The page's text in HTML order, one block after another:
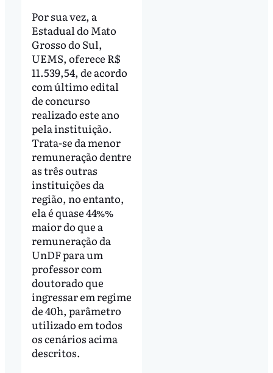
Por sua vez, a
Estadual do Mato
Grosso do Sul,
UEMS, oferece R$
11.539,54, de acordo
com último edital
de concurso
realizado este ano
pela instituição.
Trata-se da menor
remuneração dentre
as três outras
instituições da
região, no entanto,
ela é quase 44%%
maior do que a
remuneração da
UnDF para um
professor com
doutorado que
ingressar em regime
de 40h, parâmetro
utilizado em todos
os cenários acima
descritos.